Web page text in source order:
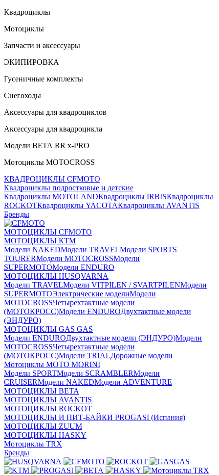
Квадроциклы
Мотоциклы
Запчасти и аксессуары
ЭКИПИРОВКА
Гусеничные комплекты
Снегоходы
Аксессуары для квадроциклов
Аксессуары для квадроцикла
Модели ВЕТА RR x-PRO
Мотоциклы MOTOCROSS
КВАДРОЦИКЛЫ CFMOTO
Квадроциклы подростковые и детские
Квадроциклы MOTOLANDКвадроциклы IRBISКвадроциклы
ROCKOTКвадроциклы YACOTAКвадроциклы AVANTIS
Бренды
МОТОЦИКЛЫ CFMOTO
МОТОЦИКЛЫ КТМ
Модели NAKEDМодели TRAVELМодели SPORTS
TOURERМодели MOTOCROSSМодели
SUPERMOTOМодели ENDURO
МОТОЦИКЛЫ HUSQVARNA
Модели TRAVELМодели VITPILEN / SVARTPILENМодели
SUPERMOTOЭлектрические моделиМодели
MOTOCROSSЧетырехтактные модели
(МОТОКРОСС)Модели ENDUROДвухтактные модели
(ЭНДУРО)
МОТОЦИКЛЫ GAS GAS
Модели ENDUROДвухтактные модели (ЭНДУРО)Модели
MOTOCROSSЧетырехтактные модели
(МОТОКРОСС)Модели TRIALДорожные модели
Мотоциклы MOTO MORINI
Модели SPORTМодели SCRAMBLERМодели
CRUISERМодели NAKEDМодели ADVENTURE
МОТОЦИКЛЫ BETA
МОТОЦИКЛЫ AVANTIS
МОТОЦИКЛЫ ROCKOT
МОТОЦИКЛЫ И ПИТ-БАЙКИ PROGASI (Испания)
МОТОЦИКЛЫ ZUUM
МОТОЦИКЛЫ HASKY
Мотоциклы TRX
Бренды